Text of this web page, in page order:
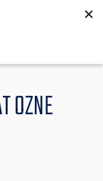
OZNE